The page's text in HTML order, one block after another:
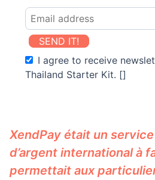
SEND IT!
I agree to receive
Thailand Starter Kit. []
XendPay était un
d’argent international à
permettait aux